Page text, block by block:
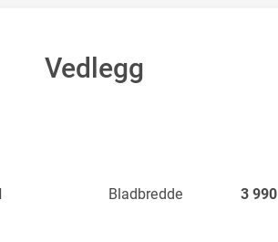
Vedlegg
Bladbredde 3 990